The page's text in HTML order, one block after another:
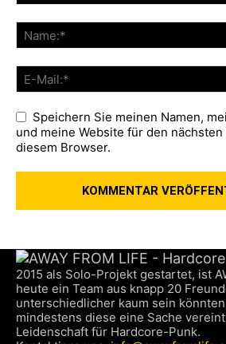
Speichern Sie meinen Namen,
und meine Website für den nächsten
diesem Browser.
2015 als Solo-Projekt gestartet, ist
heute ein Team aus knapp 20
unterschiedlicher kaum sein
mindestens diese eine Sache
Leidenschaft für Hardcore-Punk.